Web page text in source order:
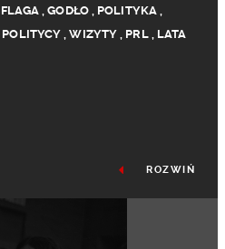
FLAGA ,GODŁO, POLITYKA,
POLITYCY ,WIZYTY , PRL, LATA
ROZWIŃ